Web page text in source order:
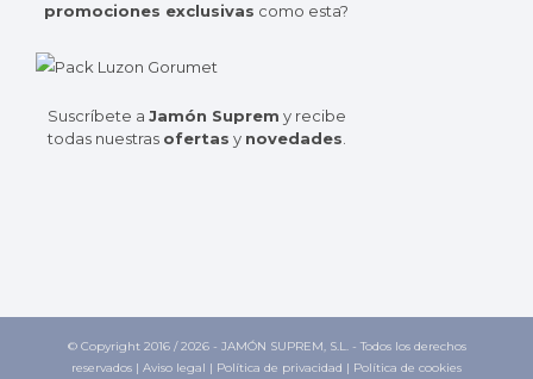
promociones exclusivas como esta?
Suscríbete a Jamón Suprem y recibe
todas nuestras ofertas y novedades
© Copyright 2016 /2026 - JAMÓN SUPREM, S.L. - Todos los derechos
reservados | Aviso legal | Política de privacidad | Política de cookies